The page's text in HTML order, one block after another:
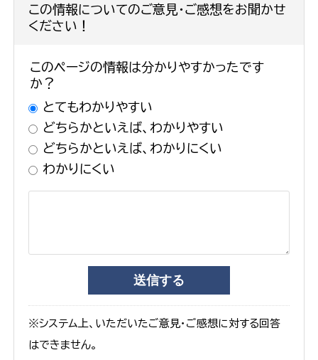
この情報についてのご意見・ご感想をお聞かせ
ください！
このページの情報は分かりやすかったです
か？
とてもわかりやすい
どちらかといえば、わかりやすい
どちらかといえば、わかりにくい
わかりにくい
※システム上、いただいたご意見・ご感想に対する回答
はできません。